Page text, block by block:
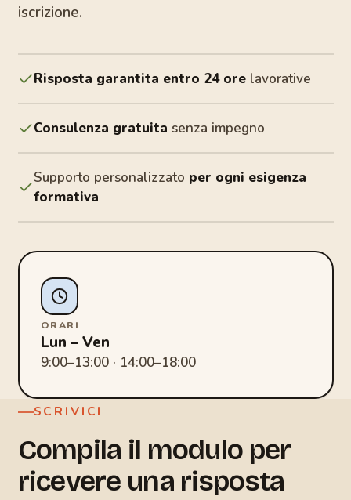
iscrizione.
Risposta garantita entro 24 orelavorative
Consulenza gratuita senza impegno
Supporto personalizzato per ogni esigenza
formativa
ORARI
Lun – Ven
9:00–13:00 · 14:00–18:00
SCRIVICI
Compila il modulo per
ricevere una risposta